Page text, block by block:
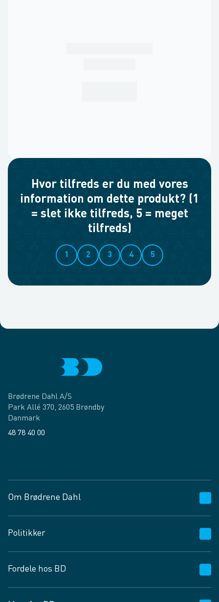
Hvor tilfreds er du med vores
information om dette produkt? (1
= slet ikke tilfreds, 5 = meget
tilfreds)
1 2 3 4 5
Brødrene Dahl A/S
Park Allé 370, 2605 Brøndby
Danmark
48 78 40 00
Om Brødrene Dahl
Vagttelefon 30 10 89 89
Spørgsmål og svar
Job og karriere
Fødevarekontrolrapport
Politikker
Privatlivspolitik
Cookies
Fordele hos BD